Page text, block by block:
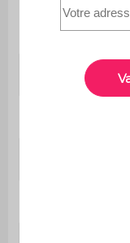
Utilisation